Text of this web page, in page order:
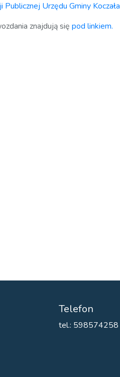
Urzędu Gminy Koczała
znajdują się pod linkiem.
Telefon
tel.: 598574258